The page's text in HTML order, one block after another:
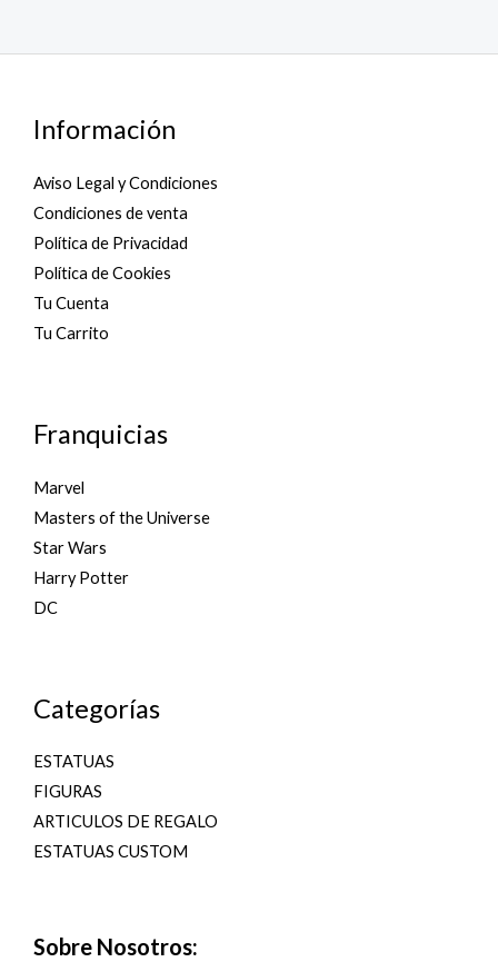
Información
Aviso Legal y Condiciones
Condiciones de venta
Política de Privacidad
Política de Cookies
Tu Cuenta
Tu Carrito
Franquicias
Marvel
Masters of the Universe
Star Wars
Harry Potter
DC
Categorías
ESTATUAS
FIGURAS
ARTICULOS DE REGALO
ESTATUAS CUSTOM
Sobre Nosotros: